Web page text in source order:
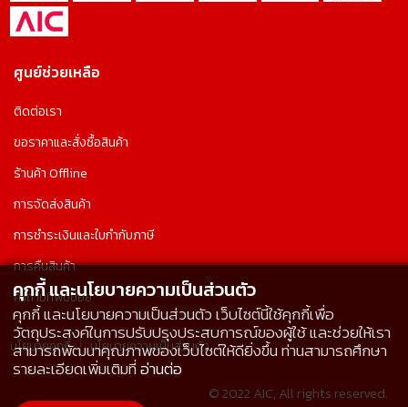
ศูนย์ช่วยเหลือ
ติดต่อเรา
ขอราคาและสั่งซื้อสินค้า
ร้านค้า Offline
การจัดส่งสินค้า
การชำระเงินและใบกำกับภาษี
การคืนสินค้า
คำถามที่พบบ่อย
นโยบายคุกกี้ นโยบายความเป็นส่วนตัว
© 2022 AIC, All rights reserved.
คุกกี้ และนโยบายความเป็นส่วนตัว
คุกกี้ และนโยบายความเป็นส่วนตัว เว็บไซต์นี้ใช้คุกกี้เพื่อ
วัตถุประสงค์ในการปรับปรุงประสบการณ์ของผู้ใช้ และช่วยให้เรา
สามารถพัฒนาคุณภาพของเว็บไซต์ให้ดียิ่งขึ้น ท่านสามารถศึกษา
รายละเอียดเพิ่มเติมที่อ่านต่อ